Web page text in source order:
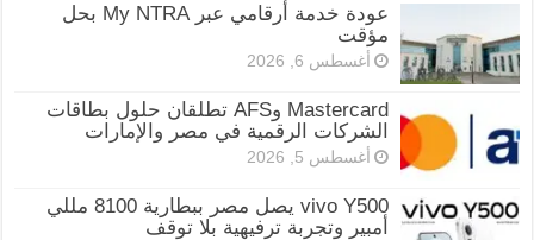
عودة خدمة أرقامي عبر My NTRA بحل
مؤقت
أغسطس 6, 2026
Mastercard وAFS تطلقان حلول بطاقات
الشركات الرقمية في مصر والإمارات
أغسطس 5, 2026
vivo Y500 يصل مصر ببطارية 8100 مللي
أمبير وتجربة ترفيهية بلا توقف